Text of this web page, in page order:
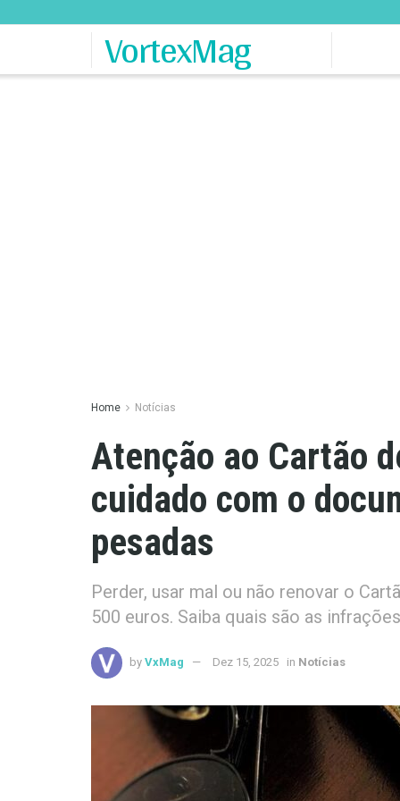
VortexMag
Home Notícias
Atenção ao Cartão
cuidado com o
pesadas
Perder, usar mal ou não renovar o
500 euros. Saiba quais são as
by VxMag Dez 15, 2025 in Notícias